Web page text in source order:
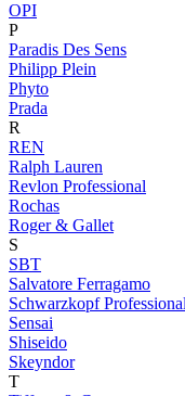
OPI
P
Paradis Des Sens
Philipp Plein
Phyto
Prada
R
REN
Ralph Lauren
Revlon Professional
Rochas
Roger & Gallet
S
SBT
Salvatore Ferragamo
Schwarzkopf Professional
Sensai
Shiseido
Skeyndor
T